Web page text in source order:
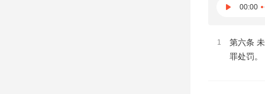
00:00
1
第六条
罪处罚。